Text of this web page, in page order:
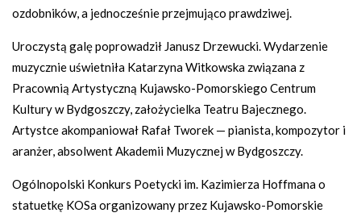
ozdobników, a jednocześnie przejmująco prawdziwej.
Uroczystą galę poprowadził Janusz Drzewucki. Wydarzenie
muzycznie uświetniła Katarzyna Witkowska związana z
Pracownią Artystyczną Kujawsko-Pomorskiego Centrum
Kultury w Bydgoszczy, założycielka Teatru Bajecznego.
Artystce akompaniował Rafał Tworek — pianista, kompozytor i
aranżer, absolwent Akademii Muzycznej w Bydgoszczy.
Ogólnopolski Konkurs Poetycki im. Kazimierza Hoffmana o
statuetkę KOSa organizowany przez Kujawsko-Pomorskie